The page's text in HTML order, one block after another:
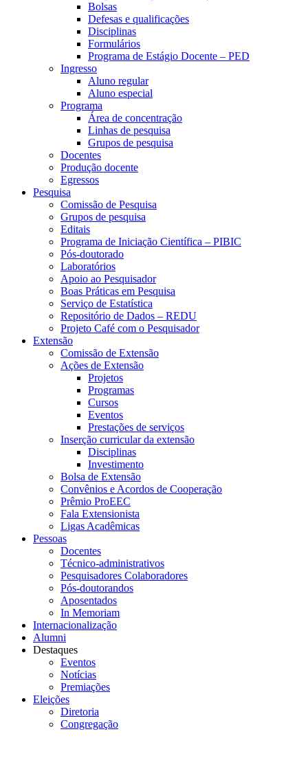
Bolsas
Defesas e qualificações
Disciplinas
Formulários
Programa de Estágio Docente – PED
Ingresso
Aluno regular
Aluno especial
Programa
Área de concentração
Linhas de pesquisa
Grupos de pesquisa
Docentes
Produção docente
Egressos
Pesquisa
Comissão de Pesquisa
Grupos de pesquisa
Editais
Programa de Iniciação Científica – PIBIC
Pós-doutorado
Laboratórios
Apoio ao Pesquisador
Boas Práticas em Pesquisa
Serviço de Estatística
Repositório de Dados – REDU
Projeto Café com o Pesquisador
Extensão
Comissão de Extensão
Ações de Extensão
Projetos
Programas
Cursos
Eventos
Prestações de serviços
Inserção curricular da extensão
Disciplinas
Investimento
Bolsa de Extensão
Convênios e Acordos de Cooperação
Prêmio ProEEC
Fala Extensionista
Ligas Acadêmicas
Pessoas
Docentes
Técnico-administrativos
Pesquisadores Colaboradores
Pós-doutorandos
Aposentados
In Memoriam
Internacionalização
Alumni
Destaques
Eventos
Notícias
Premiações
Eleições
Diretoria
Congregação